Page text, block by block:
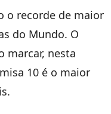
o recorde de maior
do Mundo. O
marcar, nesta
10 é o maior